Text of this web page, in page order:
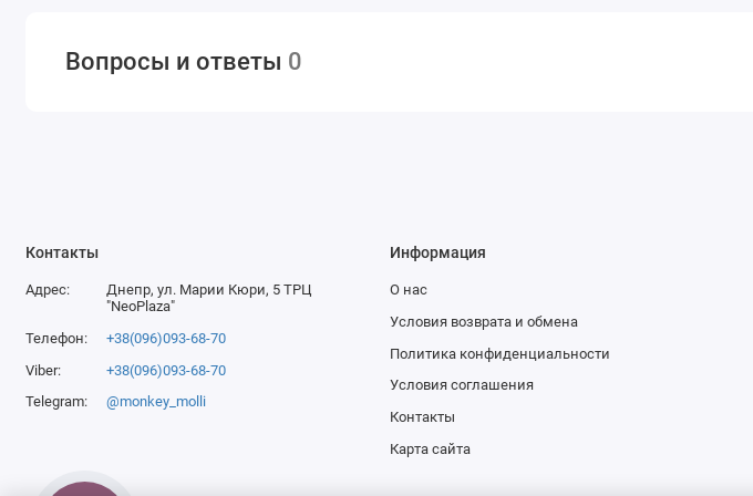
Вопросы и ответы 0
Контакты
Адрес:
Днепр, ул. Марии Кюри, 5 ТРЦ
"NeoPlaza"
Телефон:
+38(096)093-68-70
Viber:
+38(096)093-68-70
Telegram:
@monkey_molli
Информация
О нас
Условия возврата и обмена
Политика конфиденциальности
Условия соглашения
Контакты
Карта сайта